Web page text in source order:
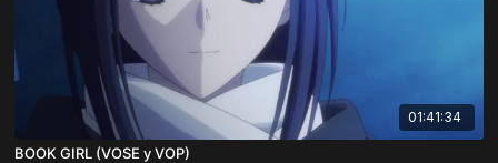
01:41:34
BOOK GIRL (VOSE y VOP)